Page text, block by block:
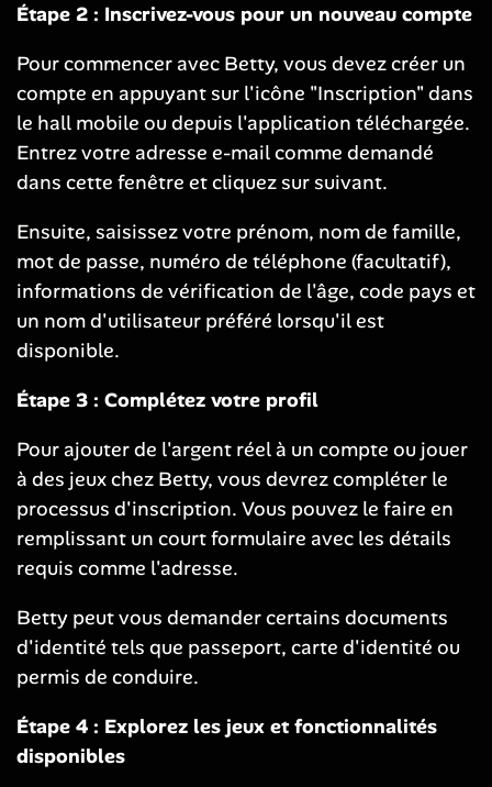
Étape 2 : Inscrivez-vous pour un nouveau compte
Pour commencer avec Betty, vous devez créer un
compte en appuyant sur l'icône "Inscription" dans
le hall mobile ou depuis l'application téléchargée.
Entrez votre adresse e-mail comme demandé
dans cette fenêtre et cliquez sur suivant.
Ensuite, saisissez votre prénom, nom de famille,
mot de passe, numéro de téléphone (facultatif),
informations de vérification de l'âge, code pays et
un nom d'utilisateur préféré lorsqu'il est
disponible.
Étape 3 : Complétez votre profil
Pour ajouter de l'argent réel à un compte ou jouer
à des jeux chez Betty, vous devrez compléter le
processus d'inscription. Vous pouvez le faire en
remplissant un court formulaire avec les détails
requis comme l'adresse.
Betty peut vous demander certains documents
d'identité tels que passeport, carte d'identité ou
permis de conduire.
Étape 4 : Explorez les jeux et fonctionnalités
disponibles